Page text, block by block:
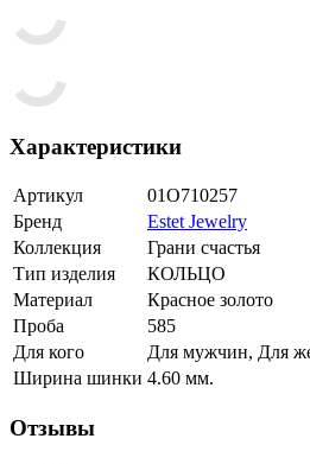
Характеристики
Артикул
01О710257
Бренд
Estet Jewelry
Коллекция
Грани счастья
Тип изделия
КОЛЬЦО
Материал
Красное золото
Проба
585
Для кого
Для мужчин, Для
Ширина шинки 4.60 мм.
Отзывы